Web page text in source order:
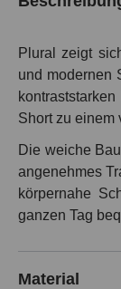
Plural zeigt
und modernen
Short zu einem
Die weiche
angenehmes
körpernahe
ganzen Tag
Material